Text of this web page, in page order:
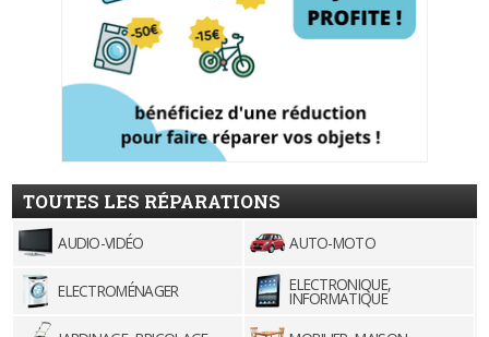
TOUTES LES RÉPARATIONS
AUDIO-VIDÉO AUTO-MOTO
ELECTROMÉNAGER ELECTRONIQUE,
INFORMATIQUE